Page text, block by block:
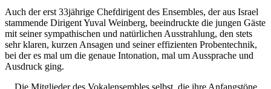
Auch der erst 33jährige Chefdirigent des Ensembles, der aus Israel
stammende Dirigent Yuval Weinberg, beeindruckte die jungen Gäste
mit seiner sympathischen und natürlichen Ausstrahlung, den stets
sehr klaren, kurzen Ansagen und seiner effizienten Probentechnik,
bei der es mal um die genaue Intonation, mal um Aussprache und
Ausdruck ging.
Die Mitglieder des Vokalensembles selbst, die ihre Anfangstöne